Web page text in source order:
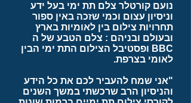
נועם קורטלר צלם תת ימי בעל ידע
וניסיון עצום וכמי שזכה באין ספור
תחרויות צילום בין לאומיות בארץ
ובעולם ובניהם : צלם הטבע של ה
BBC ופסטיבל הצילום התת ימי הבין
לאומי בצרפת.
"אני שמח להעביר לכם את כל הידע
והניסיון הרב שרכשתי במשך השנים